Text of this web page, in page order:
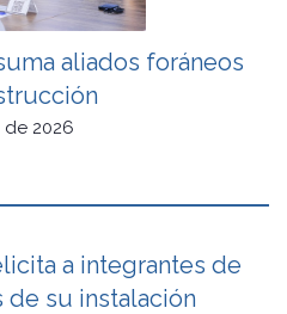
aliados foráneos
2026
a integrantes de
de su instalación